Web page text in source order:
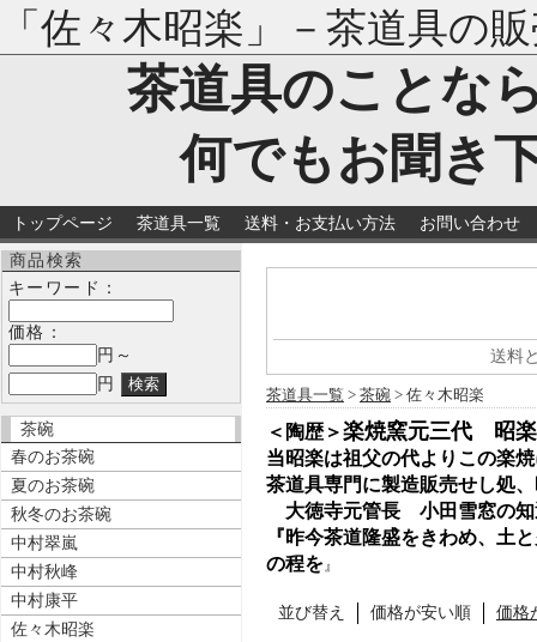
「佐々木昭楽」－茶道具の
茶道具のことな
何でもお聞き
トップページ 茶道具一覧 送料・お支払い方法 お問い合わせ
商品検索
キーワード：
価格：
円～
円
茶碗
春のお茶碗
夏のお茶碗
秋冬のお茶碗
中村翠嵐
中村秋峰
中村康平
佐々木昭楽
送料
茶道具一覧 > 茶碗 > 佐々木昭楽
＜陶歴＞楽焼窯元三代 昭楽
当昭楽は祖父の代よりこの楽
茶道具専門に製造販売せし処
大徳寺元管長 小田雪窓の知
『昨今茶道隆盛をきわめ、土
の程を』
並び替え 価格が安い順 価格